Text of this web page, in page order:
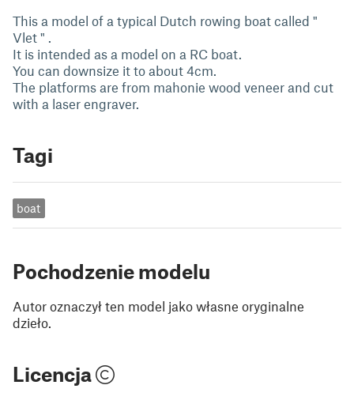
This a model of a typical Dutch rowing boat called "
Vlet " .
It is intended as a model on a RC boat.
You can downsize it to about 4cm.
The platforms are from mahonie wood veneer and cut
with a laser engraver.
Tagi
boat
Pochodzenie modelu
Autor oznaczył ten model jako własne oryginalne
dzieło.
Licencja